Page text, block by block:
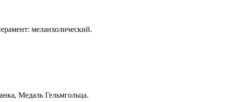
меланхолический.
Медаль Гельмгольца.